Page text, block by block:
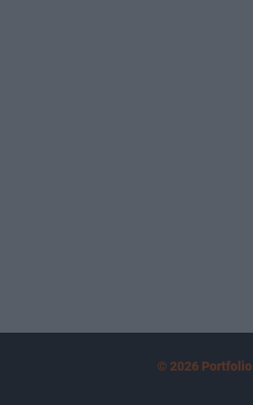
© 2026 Portfolio